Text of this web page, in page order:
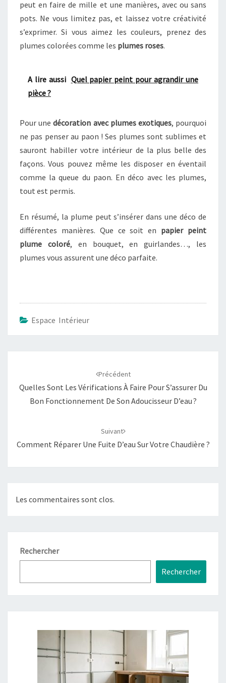
peut en faire de mille et une manières, avec ou sans
pots. Ne vous limitez pas, et laissez votre créativité
s’exprimer. Si vous aimez les couleurs, prenez des
plumes colorées comme les plumes roses.
A lire aussi Quel papier peint pour agrandir une
pièce ?
Pour unedécoration avec plumes exotiques, pourquoi
ne pas penser au paon ! Ses plumes sont sublimes et
sauront habiller votre intérieur de la plus belle des
façons. Vous pouvez même les disposer en éventail
comme la queue du paon. En déco avec les plumes,
tout est permis.
En résumé, la plume peut s’insérer dans une déco de
différentes manières. Que ce soit en papier peint
plume coloré, en bouquet, en guirlandes…, les
plumes vous assurent une déco parfaite.
Espace Intérieur
Précédent
Quelles Sont Les Vérifications À Faire Pour S’assurer Du
Bon Fonctionnement De Son Adoucisseur D’eau ?
Suivant
Comment Réparer Une Fuite D’eau Sur Votre Chaudière ?
Les commentaires sont clos.
Rechercher
Rechercher